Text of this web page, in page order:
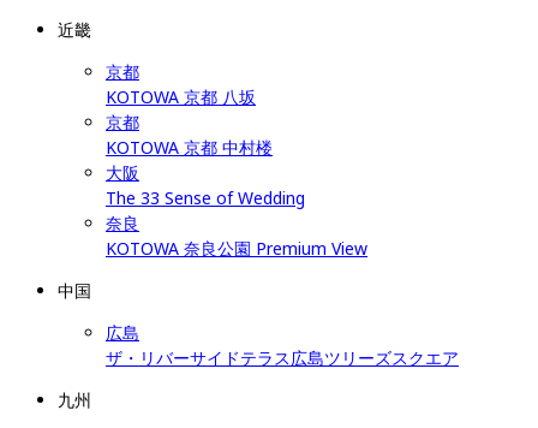
近畿
京都
KOTOWA 京都 八坂
京都
KOTOWA 京都 中村楼
大阪
The 33 Sense of Wedding
奈良
KOTOWA 奈良公園 Premium View
中国
広島
ザ・リバーサイドテラス広島ツリーズスクエア
九州